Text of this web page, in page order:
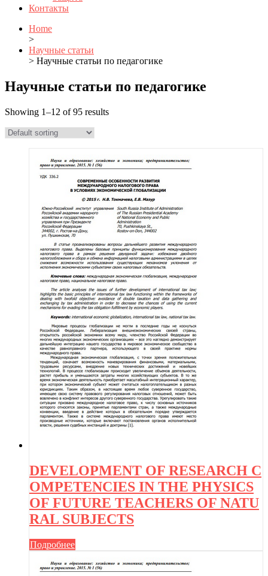
Контакты
Home
>
Научные статьи
> Научные статьи по педагогике
Научные статьи по педагогике
Showing 1–12 of 95 results
DEVELOPMENT OF RESEARCH C
OMPETENCIES IN THE PHYSICS
OF FUTURE TEACHERS OF NATU
RAL SUBJECTS
Подробнее